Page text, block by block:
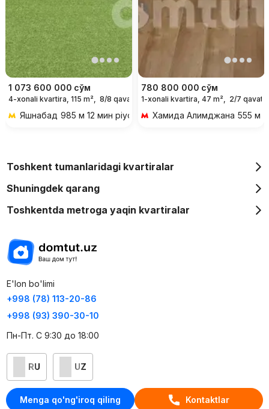
Menga qo'ng'iroq qiling Kontaktlar
1 073 600 000 сўм
4-xonali kvartira, 115 m², 8/8 qavat
Яшнабад 985 м 12 мин piyoda
780 800 000 сўм
1-xonali kvartira, 47 m², 2/7 qavat
Хамида Алимджана 555 м
Toshkent tumanlaridagi kvartiralar
Shuningdek qarang
Toshkentda metroga yaqin kvartiralar
E'lon bo'limi
+998 (78) 113-20-86
+998 (93) 390-30-10
Пн-Пт. С 9:30 до 18:00
RU UZ
Kontaktlar